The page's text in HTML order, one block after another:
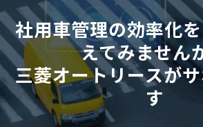
社用車管理の効率化
えてみません
三菱オートリースが
す